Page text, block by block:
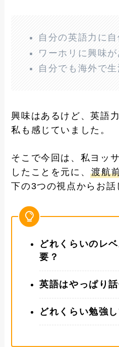
自分の英語力に
ワーホリに興味が
自分でも海外で
興味はあるけど、英語
私も感じていました。
そこで今回は、 私ヨッ
したことを元に、渡航
下の3つの視点からお話
どれくらいのレ
要？
英語はやっぱり
どれくらい勉強